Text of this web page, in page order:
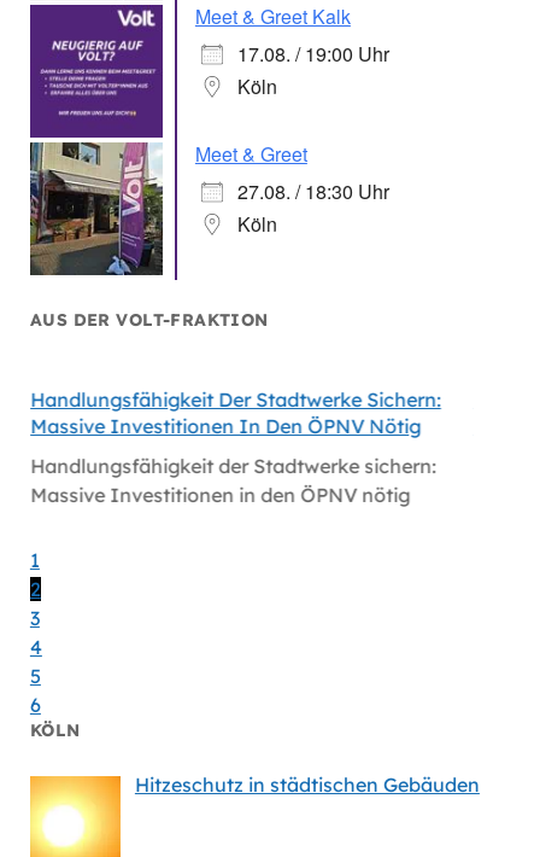
Meet & Greet Kalk
17.08. / 19:00 Uhr
Köln
Meet & Greet
27.08. / 18:30 Uhr
Köln
AUS DER VOLT-FRAKTION
Handlungsfähigkeit Der Stadtwerke Sichern:
Massive Investitionen In Den ÖPNV Nötig
Handlungsfähigkeit der Stadtwerke sichern:
Massive Investitionen in den ÖPNV nötig
1
2
3
4
5
6
KÖLN
Hitzeschutz in städtischen Gebäuden